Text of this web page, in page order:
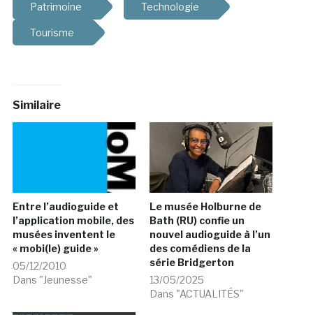
Patrimoine Technologie
Tourisme
Similaire
Entre l’audioguide et
l’application mobile, des
musées inventent le
« mobi(le) guide »
05/12/2010
Dans "Jeunesse"
Le musée Holburne de
Bath (RU) confie un
nouvel audioguide à l’un
des comédiens de la
série Bridgerton
13/05/2025
Dans "ACTUALITÉS"